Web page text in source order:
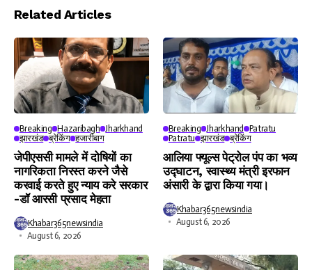
Player
Related Articles
Breaking Hazaribagh Jharkhand
झारखंड ब्रेकिंग हजारीबाग
जेपीएससी मामले में दोषियों का
नागरिकता निरस्त करने जैसे
करवाई करते हुए न्याय करे सरकार
-डॉ आरसी प्रसाद मेहता
Khabar365newsindia
August 6, 2026
Breaking Jharkhand
Patratu
Patratu झारखंड ब्रेकिंग
आलिया फ्यूल्स पेट्रोल पंप का भव्य
उद्घाटन, स्वास्थ्य मंत्री इरफान
अंसारी के द्वारा किया गया।
Khabar365newsindia
August 6, 2026